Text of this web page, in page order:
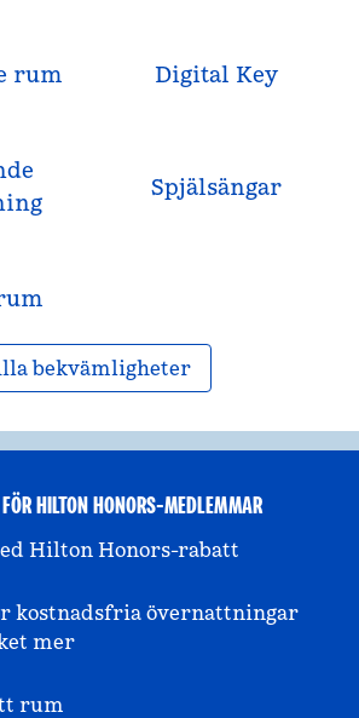
rum Digital Key
Spjälsängar
bekvämligheter
HILTON HONORS-MEDLEMMAR
Hilton Honors-rabatt
kostnadsfria övernattningar
mer
rum